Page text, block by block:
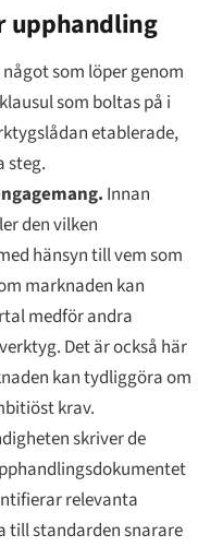
upphandling
som löper genom
som boltas på i
etablerade,
steg.
Innan
den vilken
hänsyn till vem som
marknaden kan
medför andra
Det är också här
kan tydliggöra om
krav.
skriver de
relevanta
till standarden snarare